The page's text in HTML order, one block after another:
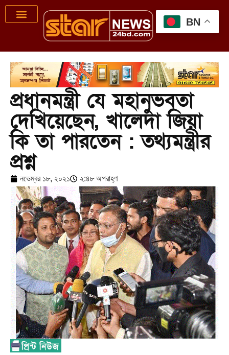
প্রধানমন্ত্রী যে মহানুভবতা
দেখিয়েছেন, খালেদা জিয়া
কি তা পারতেন : তথ্যমন্ত্রীর
প্রশ্ন
নভেম্বর ১৮, ২০২১ ২:৪৮ অপরাহ্ণ
BN